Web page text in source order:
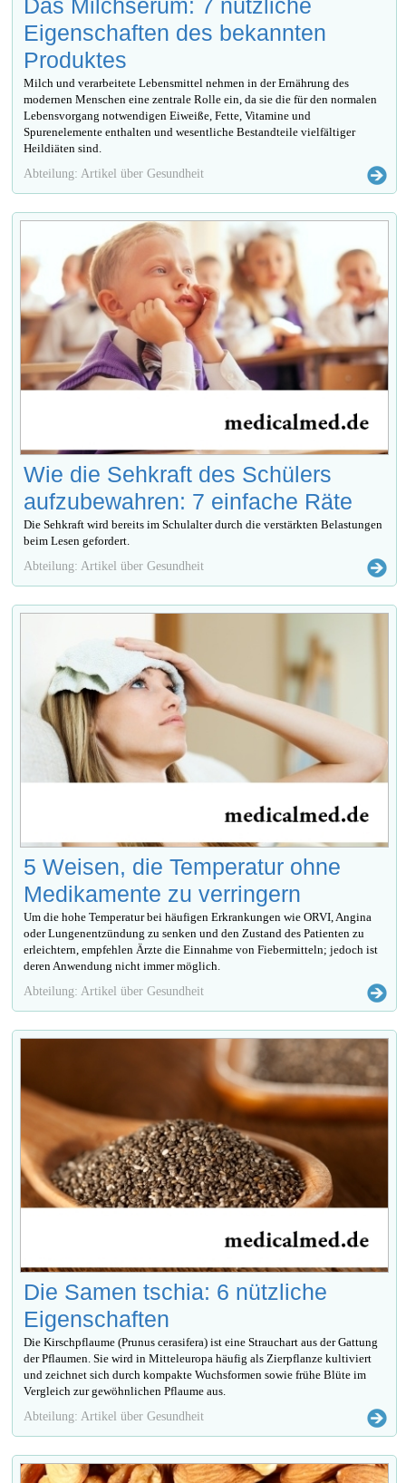
Eigenschaften des bekannten
Produktes
Milch und verarbeitete Lebensmittel nehmen in der Ernährung des
modernen Menschen eine zentrale Rolle ein, da sie die für den normalen
Lebensvorgang notwendigen Eiweiße, Fette, Vitamine und
Spurenelemente enthalten und wesentliche Bestandteile vielfältiger
Heildiäten sind.
Abteilung: Artikel über Gesundheit
Wie die Sehkraft des Schülers
aufzubewahren: 7 einfache Räte
Die Sehkraft wird bereits im Schulalter durch die verstärkten Belastungen
beim Lesen gefordert.
Abteilung: Artikel über Gesundheit
5 Weisen, die Temperatur ohne
Medikamente zu verringern
Um die hohe Temperatur bei häufigen Erkrankungen wie ORVI, Angina
oder Lungenentzündung zu senken und den Zustand des Patienten zu
erleichtern, empfehlen Ärzte die Einnahme von Fiebermitteln; jedoch ist
deren Anwendung nicht immer möglich.
Abteilung: Artikel über Gesundheit
Die Samen tschia: 6 nützliche
Eigenschaften
Die Kirschpflaume (Prunus cerasifera) ist eine Strauchart aus der Gattung
der Pflaumen. Sie wird in Mitteleuropa häufig als Zierpflanze kultiviert
und zeichnet sich durch kompakte Wuchsformen sowie frühe Blüte im
Vergleich zur gewöhnlichen Pflaume aus.
Abteilung: Artikel über Gesundheit